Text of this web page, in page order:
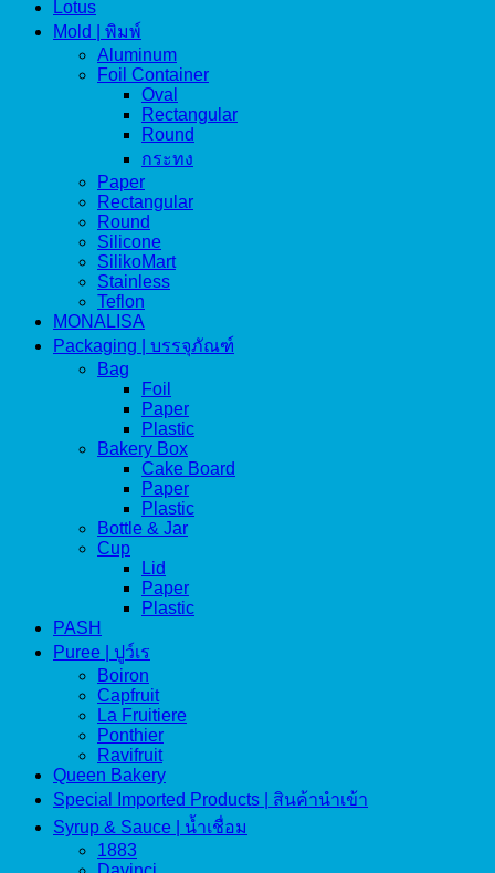
Lotus
Mold | พิมพ์
Aluminum
Foil Container
Oval
Rectangular
Round
กระทง
Paper
Rectangular
Round
Silicone
SilikoMart
Stainless
Teflon
MONALISA
Packaging | บรรจุภัณฑ์
Bag
Foil
Paper
Plastic
Bakery Box
Cake Board
Paper
Plastic
Bottle & Jar
Cup
Lid
Paper
Plastic
PASH
Puree | ปูว์เร
Boiron
Capfruit
La Fruitiere
Ponthier
Ravifruit
Queen Bakery
Special Imported Products | สินค้านำเข้า
Syrup & Sauce | น้ำเชื่อม
1883